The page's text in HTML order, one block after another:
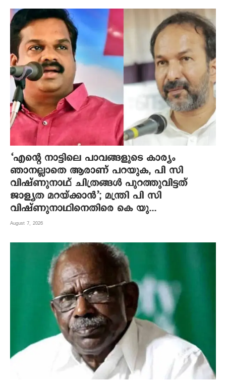
‘എന്റെ നാട്ടിലെ പാവങ്ങളുടെ കാര്യം
ഞാനല്ലാതെ ആരാണ് പറയുക, പി സി
വിഷ്‌ണുനാഥ് ചിത്രങ്ങൾ പുറത്തുവിട്ടത്
ജാള്യത മറയ്ക്കാൻ’; മന്ത്രി പി സി
വിഷ്ണുനാഥിനെതിരെ കെ യു...
August 7, 2026